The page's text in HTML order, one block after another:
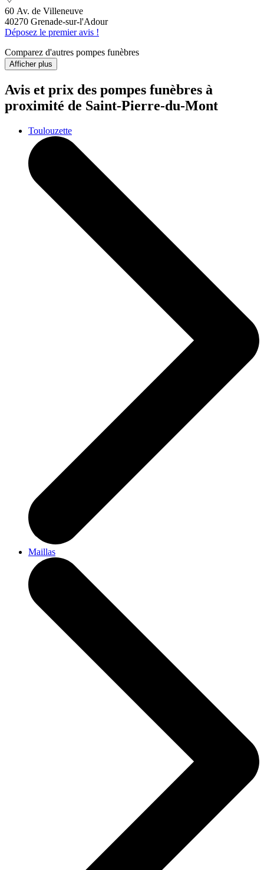
60 Av. de Villeneuve
40270 Grenade-sur-l'Adour
Déposez le premier avis !
Comparez d'autres pompes funèbres
Afficher plus
Avis et prix des pompes funèbres à
proximité de Saint-Pierre-du-Mont
Toulouzette
Maillas